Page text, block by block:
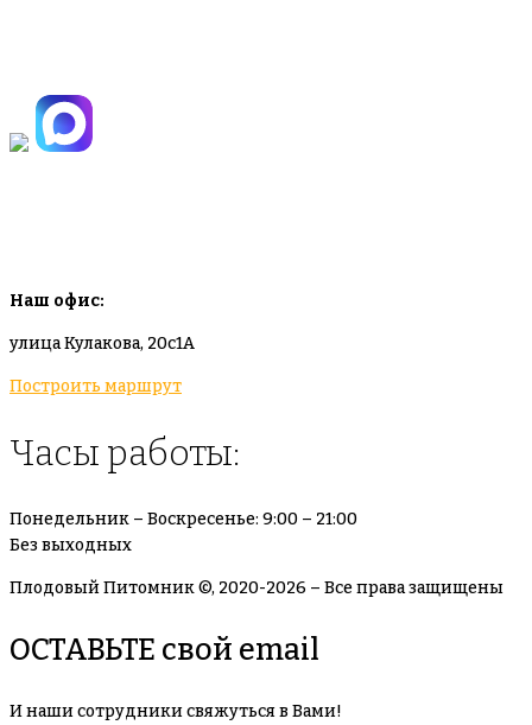
Наш офис:
улица Кулакова, 20с1А
Построить маршрут
Часы работы:
Понедельник – Воскресенье: 9:00 – 21:00
Без выходных
Плодовый Питомник ©, 2020-2026 – Все права защищены
ОСТАВЬТЕ свой email
И наши сотрудники свяжуться в Вами!